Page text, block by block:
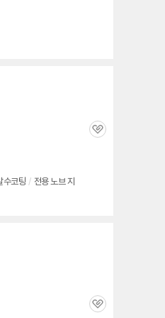
관
수코팅 / 전용 노브 지
관